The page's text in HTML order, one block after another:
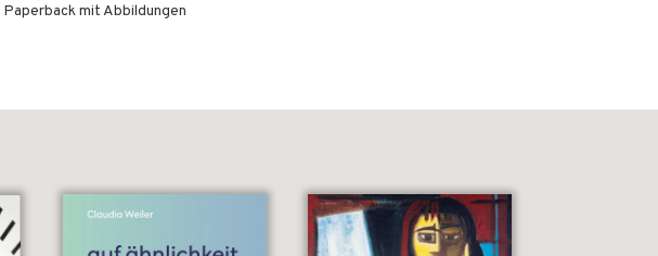
Paperback mit Abbildungen